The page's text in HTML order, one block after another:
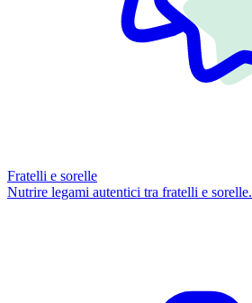
Fratelli e sorelle
Nutrire legami autentici tra fratelli e sorelle.